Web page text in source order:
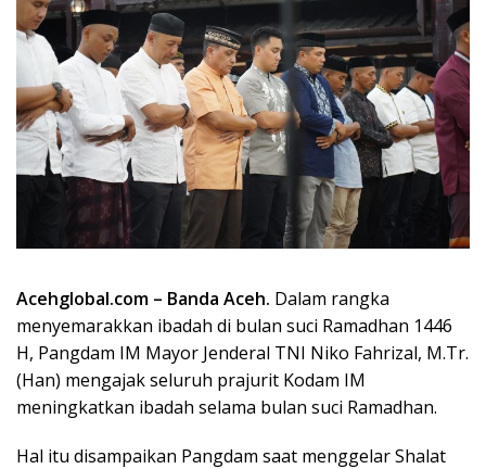
Acehglobal.com – Banda Aceh. Dalam rangka
menyemarakkan ibadah di bulan suci Ramadhan 1446
H, Pangdam IM Mayor Jenderal TNI Niko Fahrizal, M.Tr.
(Han) mengajak seluruh prajurit Kodam IM
meningkatkan ibadah selama bulan suci Ramadhan.
Hal itu disampaikan Pangdam saat menggelar Shalat